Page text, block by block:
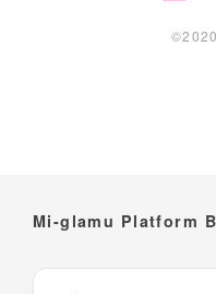
Mi-glamu Platform